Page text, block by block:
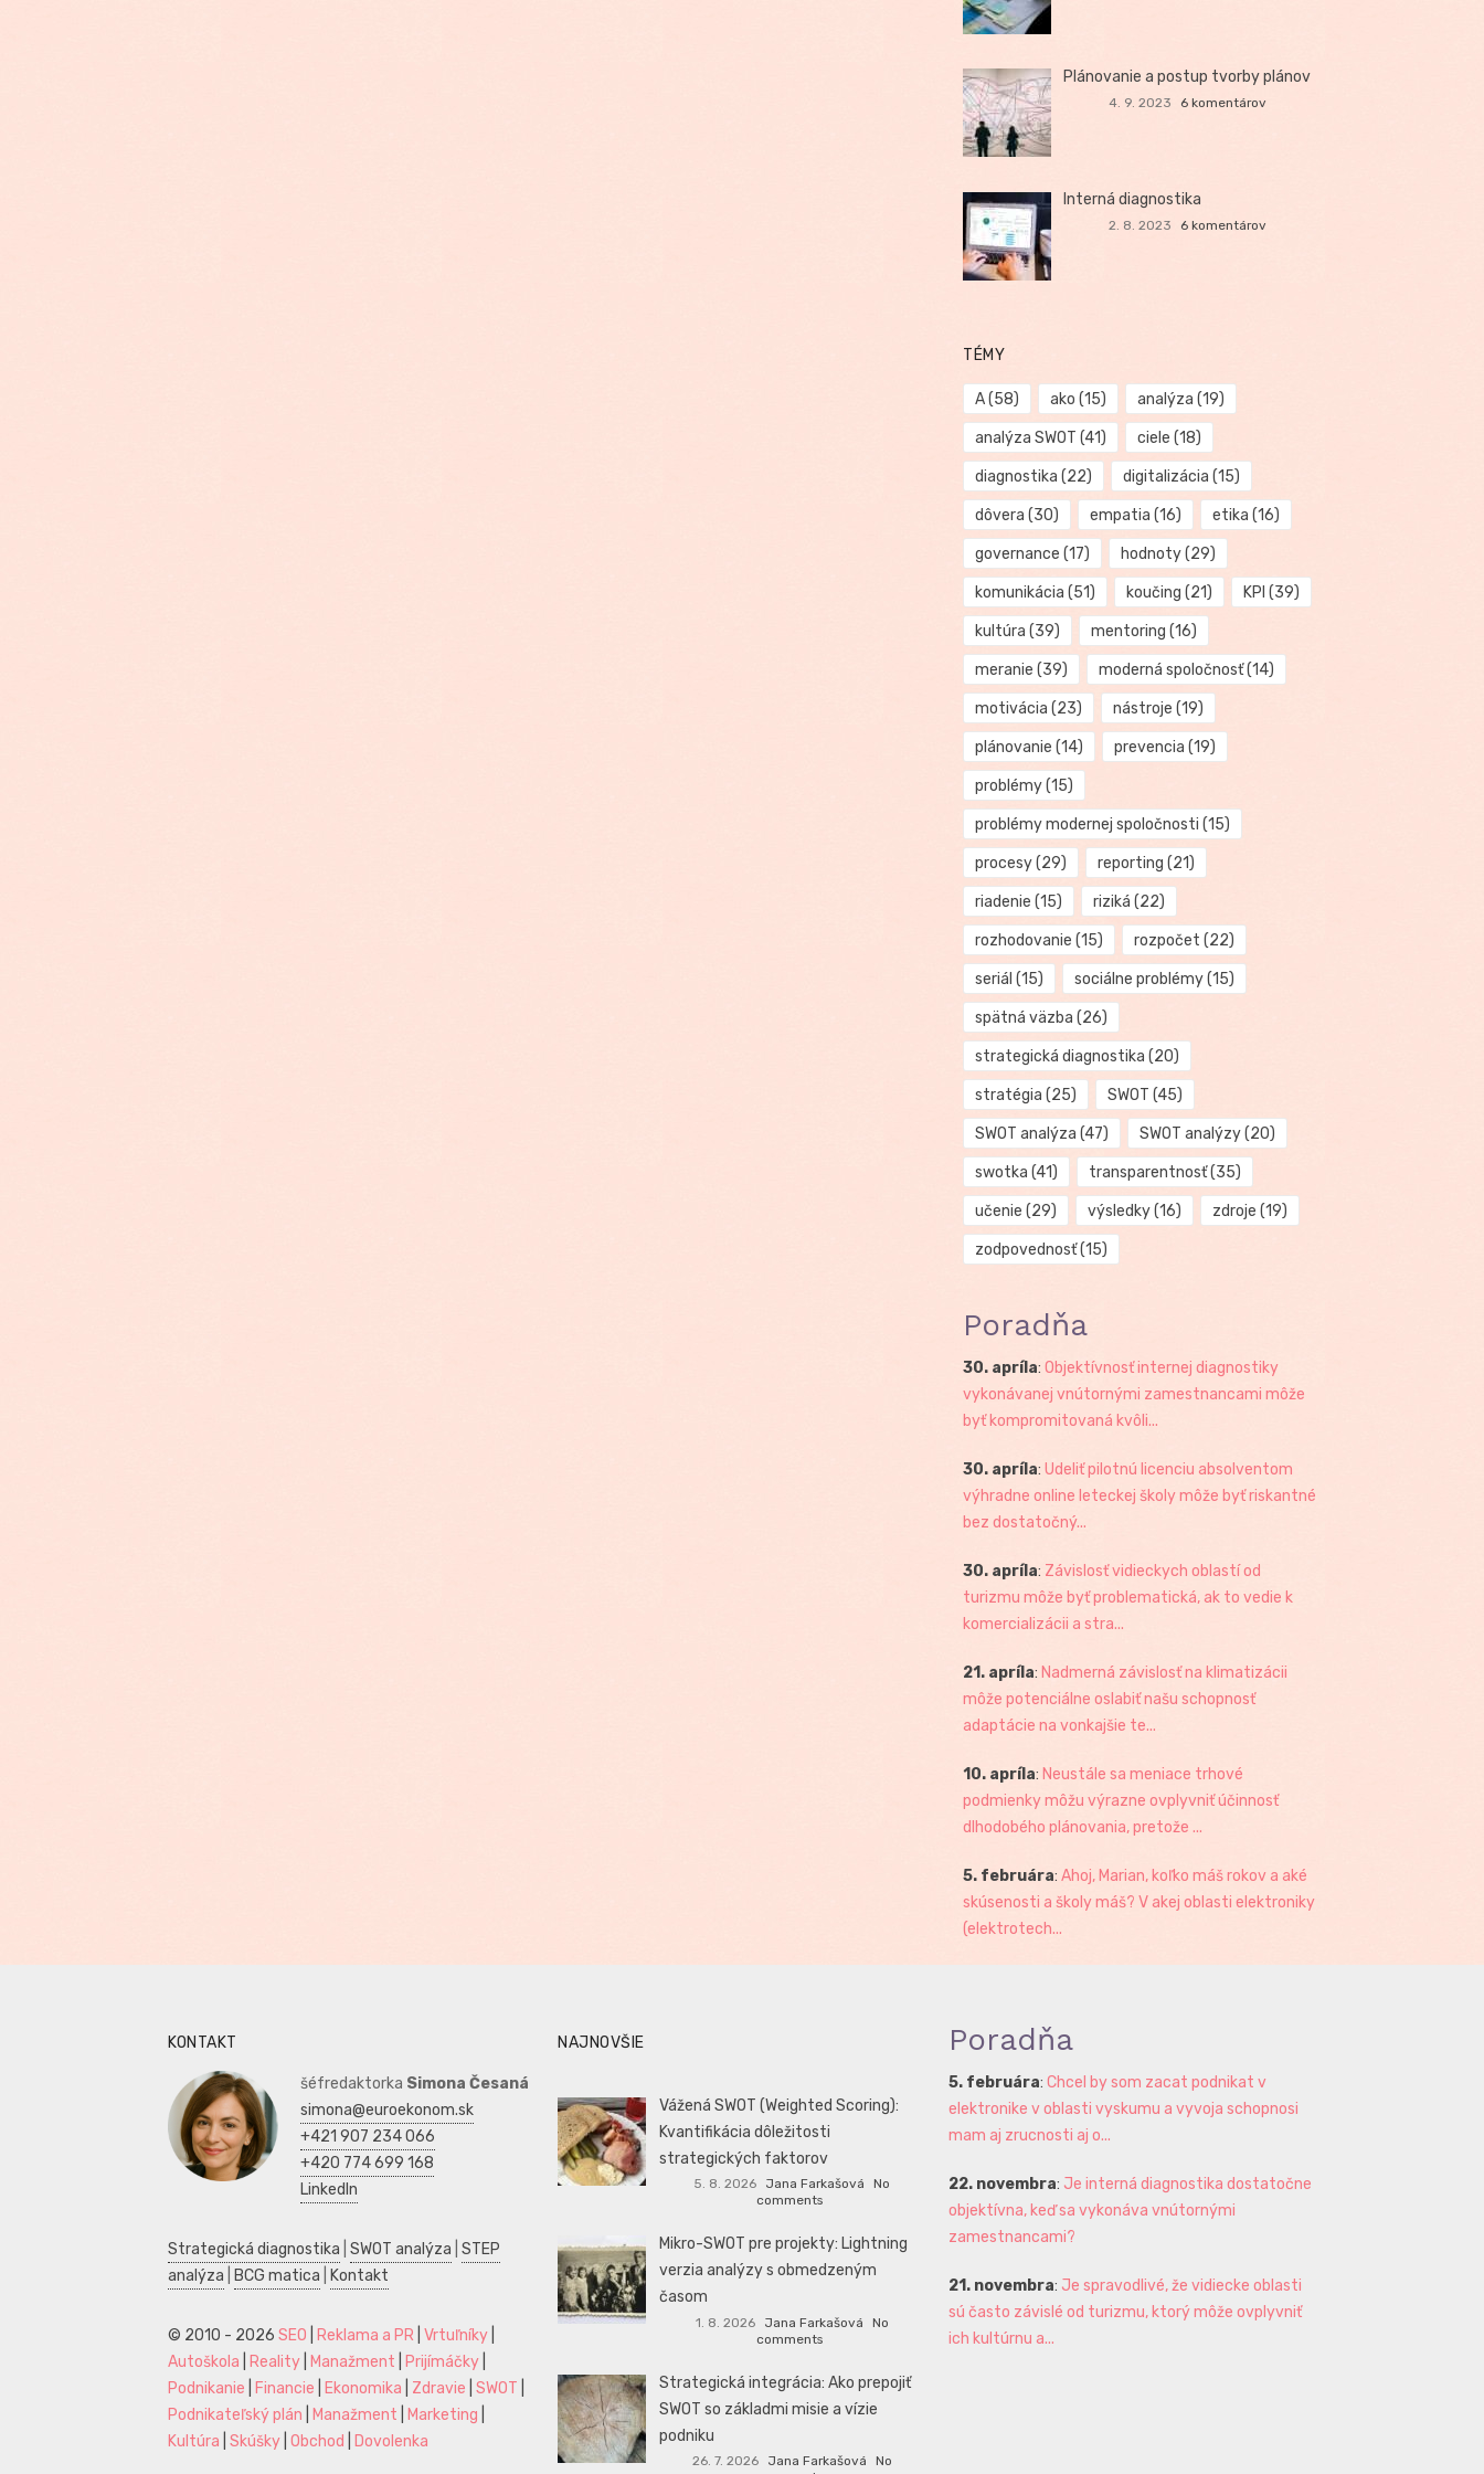
Plánovanie a postup tvorby plánov
4. 9. 2023 6 komentárov
Interná diagnostika
2. 8. 2023 6 komentárov
TÉMY
A(58) ako (15) analýza (19)
analýza SWOT (41) ciele (18)
diagnostika (22) digitalizácia (15)
dôvera (30) empatia (16) etika (16)
governance (17) hodnoty(29)
komunikácia (51) koučing (21) KPI (39)
kultúra (39) mentoring (16)
meranie (39) moderná spoločnosť(14)
motivácia (23) nástroje (19)
plánovanie (14) prevencia (19)
problémy(15)
problémy modernej spoločnosti (15)
procesy(29) reporting (21)
riadenie (15) riziká (22)
rozhodovanie (15) rozpočet (22)
seriál (15) sociálne problémy(15)
spätná väzba (26)
strategická diagnostika (20)
stratégia (25) SWOT (45)
SWOT analýza (47) SWOT analýzy(20)
swotka (41) transparentnosť(35)
učenie (29) výsledky(16) zdroje (19)
zodpovednosť(15)
Poradňa
30. apríla: Objektívnosť internej diagnostiky
vykonávanej vnútornými zamestnancami môže
byť kompromitovaná kvôli...
30. apríla: Udeliť pilotnú licenciu absolventom
výhradne online leteckej školy môže byť riskantné
bez dostatočný...
30. apríla: Závislosť vidieckych oblastí od
turizmu môže byť problematická, ak to vedie k
komercializácii a stra...
21. apríla: Nadmerná závislosť na klimatizácii
môže potenciálne oslabiť našu schopnosť
adaptácie na vonkajšie te...
10. apríla: Neustále sa meniace trhové
podmienky môžu výrazne ovplyvniť účinnosť
dlhodobého plánovania, pretože ...
5. februára: Ahoj, Marian, koľko máš rokov a aké
skúsenosti a školy máš? V akej oblasti elektroniky
(elektrotech...
KONTAKT
šéfredaktorka Simona Česaná
simona@euroekonom.sk
+421 907 234 066
+420 774 699 168
LinkedIn
Strategická diagnostika SWOT analýza STEP
analýza
BCG matica Kontakt
© 2010 - 2026 SEO Reklama a PR Vrtuľníky
Autoškola
Reality Manažment Prijímáčky
Podnikanie
Financie Ekonomika Zdravie SWOT
Podnikateľský plán
Manažment Marketing
Kultúra Skúšky Obchod Dovolenka
NAJNOVŠIE
Vážená SWOT (Weighted Scoring):
Kvantifikácia dôležitosti
strategických faktorov
5. 8. 2026 Jana Farkašová
No
comments
Mikro-SWOT pre projekty: Lightning
verzia analýzy s obmedzeným
časom
1. 8. 2026 Jana Farkašová
No
comments
Strategická integrácia: Ako prepojiť
SWOT so základmi misie a vízie
podniku
26. 7. 2026 Jana Farkašová
No
Poradňa
5. februára: Chcel by som zacat podnikat v
elektronike v oblasti vyskumu a vyvoja schopnosi
mam aj zrucnosti aj o...
22. novembra: Je interná diagnostika dostatočne
objektívna, keď sa vykonáva vnútornými
zamestnancami?
21. novembra: Je spravodlivé, že vidiecke oblasti
sú často závislé od turizmu, ktorý môže ovplyvniť
ich kultúrnu a...